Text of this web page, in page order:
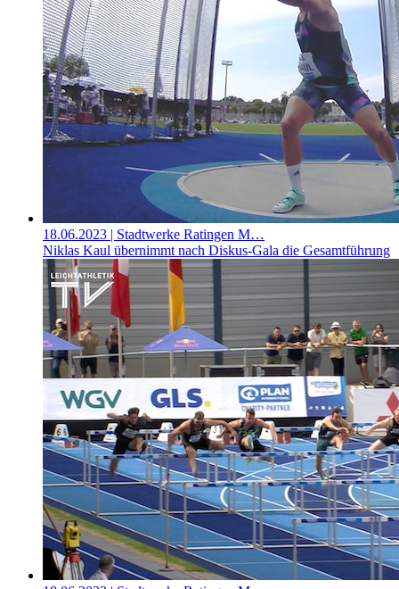
18.06.2023 | Stadtwerke Ratingen M…
Niklas Kaul übernimmt nach Diskus-Gala die Gesamtführung